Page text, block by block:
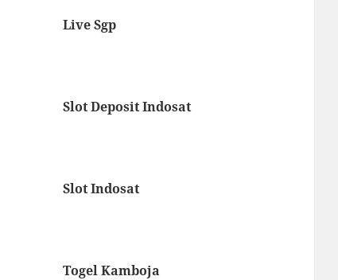
Live Sgp
Slot Deposit Indosat
Slot Indosat
Togel Kamboja